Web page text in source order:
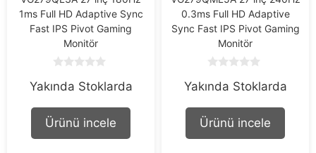
1ms Full HD Adaptive Sync
Fast IPS Pivot Gaming
Monitör
o
t
f
Yakında Stoklarda
Ürünü incele
0.3ms Full HD Adaptive
Sync Fast IPS Pivot Gaming
Monitör
o
t
f
Yakında Stoklarda
Ürünü incele